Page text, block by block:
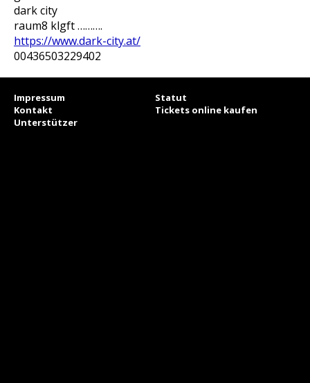
dark city
raum8 klgft ……….
https://www.dark-city.at/
00436503229402
Impressum
Statut
Kontakt
Tickets online kaufen
Unterstützer